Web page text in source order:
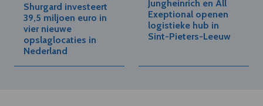
Shurgard investeert
39,5 miljoen euro in
vier nieuwe
opslaglocaties in
Nederland
Jungheinrich en All
Exeptional openen
logistieke hub in
Sint-Pieters-Leeuw